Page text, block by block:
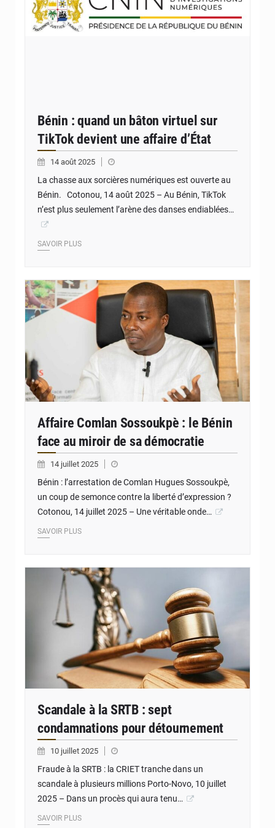
Bénin : quand un bâton virtuel sur
TikTok devient une affaire d’État
14 août 2025
La chasse aux sorcières numériques est ouverte au
Bénin. Cotonou, 14 août 2025 – Au Bénin, TikTok
n’est plus seulement l’arène des danses endiablées…
SAVOIR PLUS
Affaire Comlan Sossoukpè : le Bénin
face au miroir de sa démocratie
14 juillet 2025
Bénin : l’arrestation de Comlan Hugues Sossoukpè,
un coup de semonce contre la liberté d’expression ?
Cotonou, 14 juillet 2025 – Une véritable onde…
SAVOIR PLUS
Scandale à la SRTB : sept
condamnations pour détournement
10 juillet 2025
Fraude à la SRTB : la CRIET tranche dans un
scandale à plusieurs millions Porto-Novo, 10 juillet
2025 – Dans un procès qui aura tenu…
SAVOIR PLUS